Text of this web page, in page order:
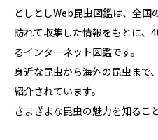
としとしWeb昆虫図鑑は、全国
訪れて収集した情報をもとに、
るインターネット図鑑です。
身近な昆虫から海外の昆虫まで
紹介されています。
さまざまな昆虫の魅力を知るこ